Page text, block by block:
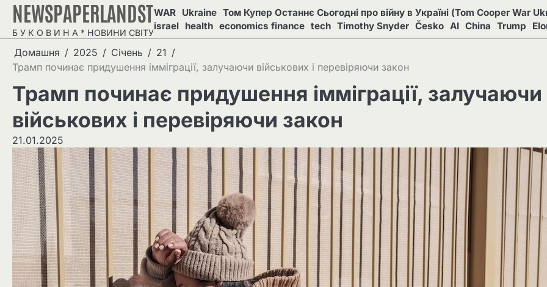
Перейти
вмісту
NEWSPAPERLANDST
Б У К О В И Н А * НОВИНИ СВІТУ
WAR Ukraine Том Купер Останнє Сьогодні про війну в Україні (Tom Cooper War
israel health economics finance tech Timothy Snyder Česko AI China Trump
Домашня 2025 Січень
21
Трамп починає придушення імміграції, залучаючи військових і перевіряючи закон
Трамп починає придушення імміграції, залучаючи
військових і перевіряючи закон
21.01.2025